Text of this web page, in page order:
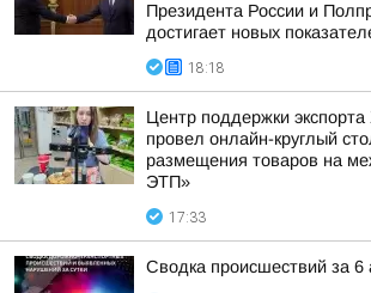
Президента России и
достигает новых
18:18
Центр поддержки экспорта
провел онлайн-круглый
размещения товаров на
ЭТП»
17:33
Сводка происшествий за 6